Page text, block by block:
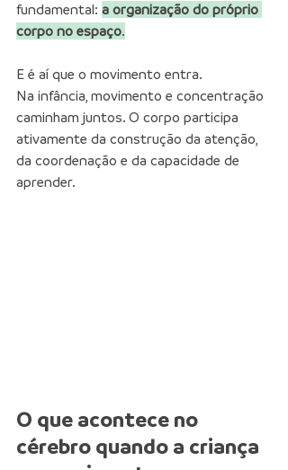
fundamental: a organização do próprio
corpo no espaço.
E é aí que o movimento entra.
Na infância, movimento e concentração
caminham juntos. O corpo participa
ativamente da construção da atenção,
da coordenação e da capacidade de
aprender.
O que acontece no
cérebro quando a criança